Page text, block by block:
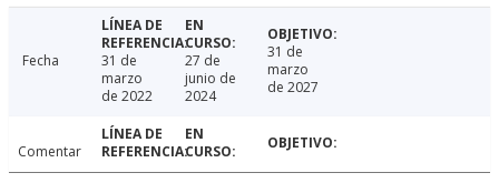
Fecha
31 de
marzo
de 2022
27 de
junio de
2024
31 de
marzo
de 2027
Comentar